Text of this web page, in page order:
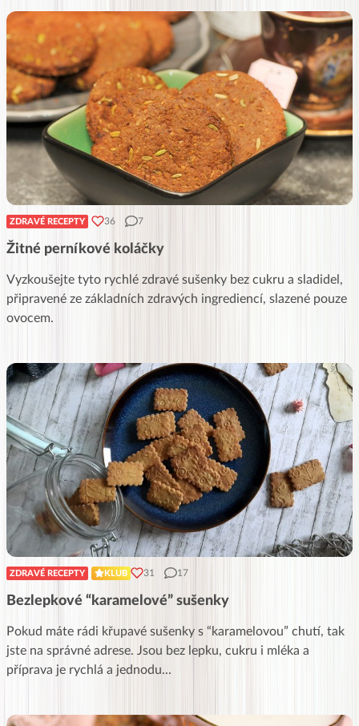
ZDRAVÉ RECEPTY 36 7
Žitné perníkové koláčky
Vyzkoušejte tyto rychlé zdravé sušenky bez cukru a sladidel,
připravené ze základních zdravých ingrediencí, slazené pouze
ovocem.
ZDRAVÉ RECEPTY KLUB 31 17
Bezlepkové “karamelové” sušenky
Pokud máte rádi křupavé sušenky s “karamelovou” chutí, tak
jste na správné adrese. Jsou bez lepku, cukru i mléka a
příprava je rychlá a jednodu...